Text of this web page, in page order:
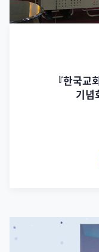
『한국교
기념